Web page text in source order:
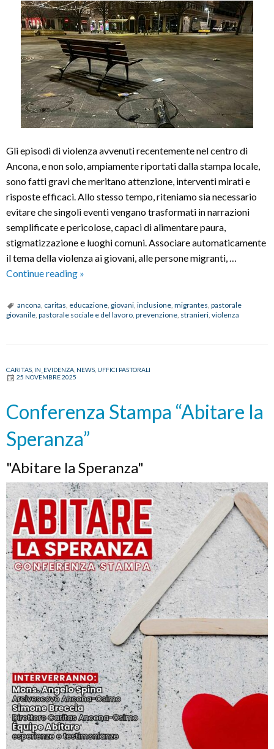
Gli episodi di violenza avvenuti recentemente nel centro di
Ancona, e non solo, ampiamente riportati dalla stampa locale,
sono fatti gravi che meritano attenzione, interventi mirati e
risposte efficaci. Allo stesso tempo, riteniamo sia necessario
evitare che singoli eventi vengano trasformati in narrazioni
semplificate e pericolose, capaci di alimentare paura,
stigmatizzazione e luoghi comuni. Associare automaticamente
il tema della violenza ai giovani, alle persone migranti, …
Continue reading Episodi
violenza
ad
inclusione”
»
ancona caritas educazione giovani inclusione migrantes pastorale
giovanile pastorale sociale e del lavoro prevenzione stranieri violenza
CARITAS IN_EVIDENZA NEWS UFFICI PASTORALI
25 NOVEMBRE 2025
Conferenza Stampa “Abitare la
Speranza”
"Abitare la Speranza"